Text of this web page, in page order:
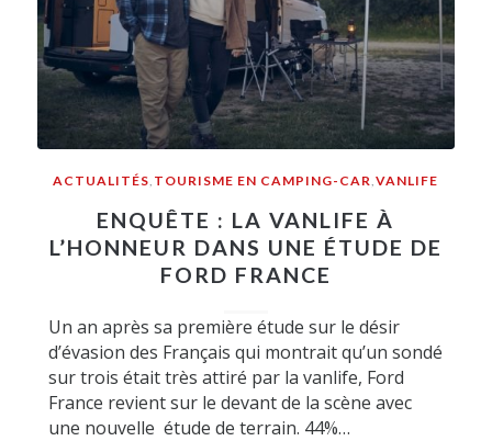
ACTUALITÉS TOURISME EN CAMPING-CAR ,VANLIFE
ENQUÊTE : LA VANLIFE À
L’HONNEUR DANS UNE ÉTUDE DE
FORD FRANCE
Un an après sa première étude sur le désir
d’évasion des Français qui montrait qu’un sondé
sur trois était très attiré par la vanlife, Ford
France revient sur le devant de la scène avec
une nouvelle étude de terrain. 44%…